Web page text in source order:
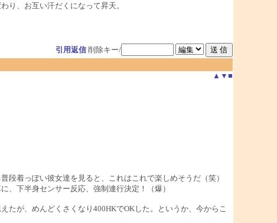
り、お互い汗だくになって昇天。
引用返信 削除キー/
▲ ▼ ■
着っぽい彼女達を見ると、これはこれで楽しめそうだ（笑）
、下半身センサー反応、強制連行決定！（爆）
たが、めんどくさくなり400HKでOKした。というか、今からこ